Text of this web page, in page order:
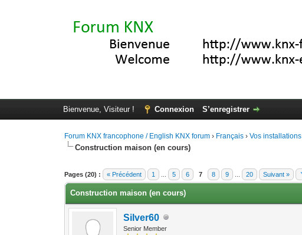
Bienvenue, Visiteur ! Connexion S’enregistrer
Forum KNX francophone / English KNX forum › Français ›Vos installations
Construction maison (en cours)
Pages (20) : « Précédent 1 5 6 7 8 9 20 Suivant »
Moyenne : 0 (0 vote(s))
1
2
3
4
5
Construction maison (en cours)
Silver60
Senior Member